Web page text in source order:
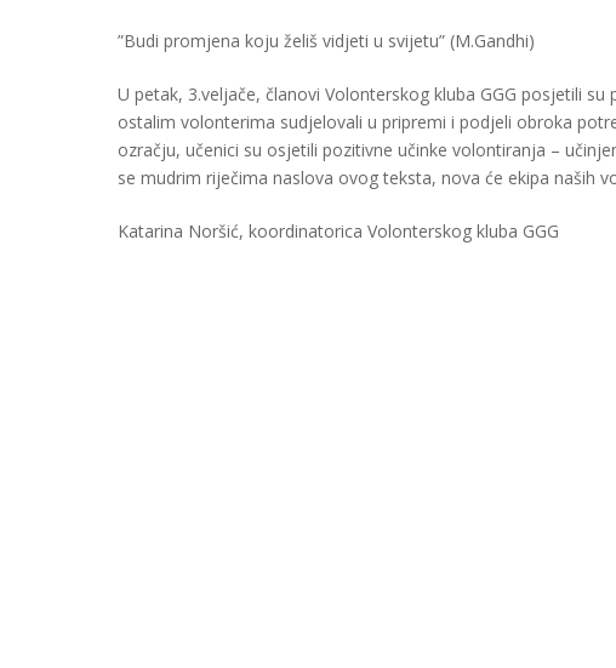
”Budi promjena koju želiš vidjeti u svijetu” (M.Gandhi)
U petak, 3.veljače, članovi Volonterskog kluba GGG posjetili
ostalim volonterima sudjelovali u pripremi i podjeli obroka
ozračju, učenici su osjetili pozitivne učinke volontiranja –
se mudrim riječima naslova ovog teksta, nova će ekipa naših
Katarina Noršić, koordinatorica Volonterskog kluba GGG